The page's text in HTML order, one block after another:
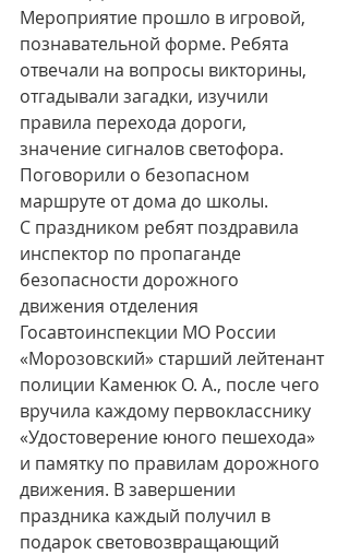
Мероприятие прошло в игровой,
познавательной форме. Ребята
отвечали на вопросы викторины,
отгадывали загадки, изучили
правила перехода дороги,
значение сигналов светофора.
Поговорили о безопасном
маршруте от дома до школы.
С праздником ребят поздравила
инспектор по пропаганде
безопасности дорожного
движения отделения
Госавтоинспекции МО России
«Морозовский» старший лейтенант
полиции Каменюк О. А., после чего
вручила каждому первокласснику
«Удостоверение юного пешехода»
и памятку по правилам дорожного
движения. В завершении
праздника каждый получил в
подарок световозвращающий